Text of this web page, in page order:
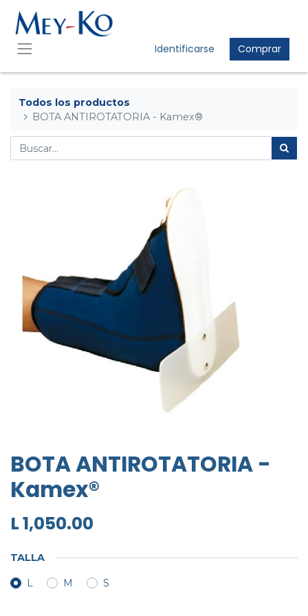
Identificarse Comprar
Todos los productos
BOTA ANTIROTATORIA - Kamex®
BOTA ANTIROTATORIA -
Kamex®
L1,050.00
TALLA
L M S